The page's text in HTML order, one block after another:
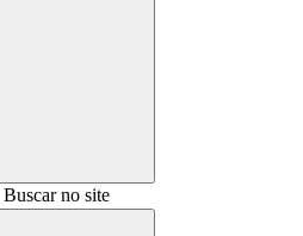
Buscar no site